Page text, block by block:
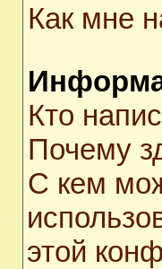
Как мне
Кто
Почему
С кем
этой